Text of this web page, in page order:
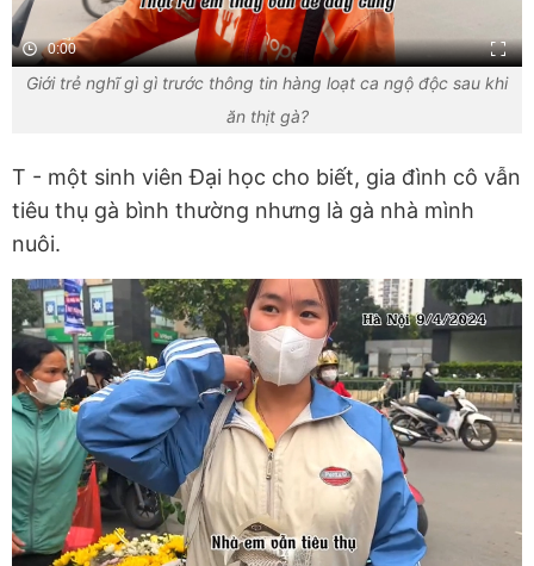
0:00
Giới trẻ nghĩ gì gì trước thông tin hàng loạt ca ngộ độc sau khi
ăn thịt gà?
T - một sinh viên Đại học cho biết, gia đình cô vẫn
tiêu thụ gà bình thường nhưng là gà nhà mình
nuôi.